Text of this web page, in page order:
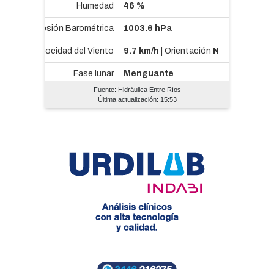
Fuente: Hidráulica Entre Ríos
Última actualización: 15:53